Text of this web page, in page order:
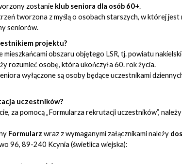
zostanie klub seniora dla osób 60+.
tworzona z myślą o osobach starszych, w której
seniorów.
projektu?
mieszkańcami obszaru objętego LSR, tj. powiatu
rozumieć osobę, która ukończyła 60. rok życia.
wyłączone są osoby będące uczestnikami
uczestników?
za pomocą „Formularza rekrutacji uczestników”,
Formularz wraz z wymaganymi załącznikami należy
96, 89-240 Kcynia (świetlica wiejska):